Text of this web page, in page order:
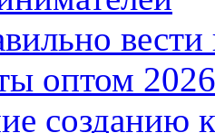
оптом
созданию